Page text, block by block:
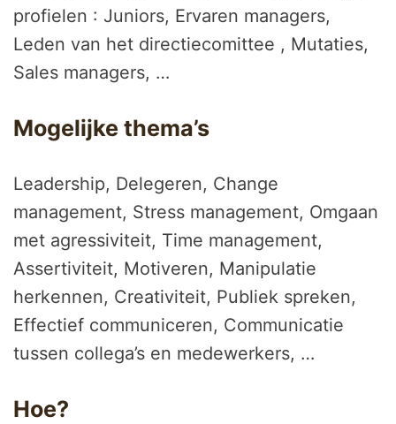
profielen : Juniors, Ervaren managers,
Leden van het directiecomittee , Mutaties,
Sales managers, …
Mogelijke thema’s
Leadership, Delegeren, Change
management, Stress management, Omgaan
met agressiviteit, Time management,
Assertiviteit, Motiveren, Manipulatie
herkennen, Creativiteit, Publiek spreken,
Effectief communiceren, Communicatie
tussen collega’s en medewerkers, …
Hoe?